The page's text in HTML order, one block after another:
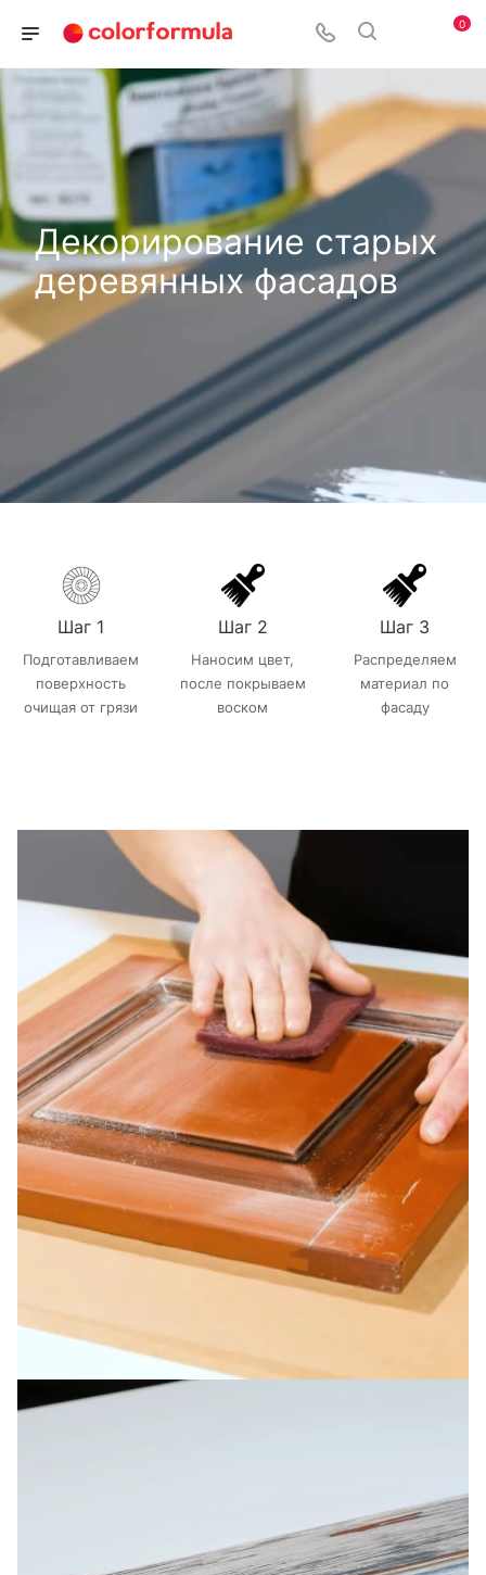
0
Декорирование старых
деревянных фасадов
Шаг 1
Подготавливаем
поверхность
очищая от грязи
Шаг 2
Наносим цвет,
после покрываем
воском
Шаг 3
Распределяем
материал по
фасаду